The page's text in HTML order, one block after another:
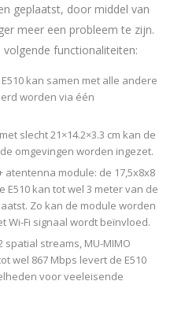
geplaatst, door middel van
meer een probleem te zijn.
functionaliteiten:
kan samen met alle andere
worden via één
slecht 21×14.2×3.3 cm kan de
omgevingen worden ingezet.
atentenna module: de 17,5x8x8
E510 kan tot wel 3 meter van de
Zo kan de module worden
Wi-Fi signaal wordt beïnvloed.
spatial streams, MU-MIMO
wel 867 Mbps levert de E510
voor veeleisende